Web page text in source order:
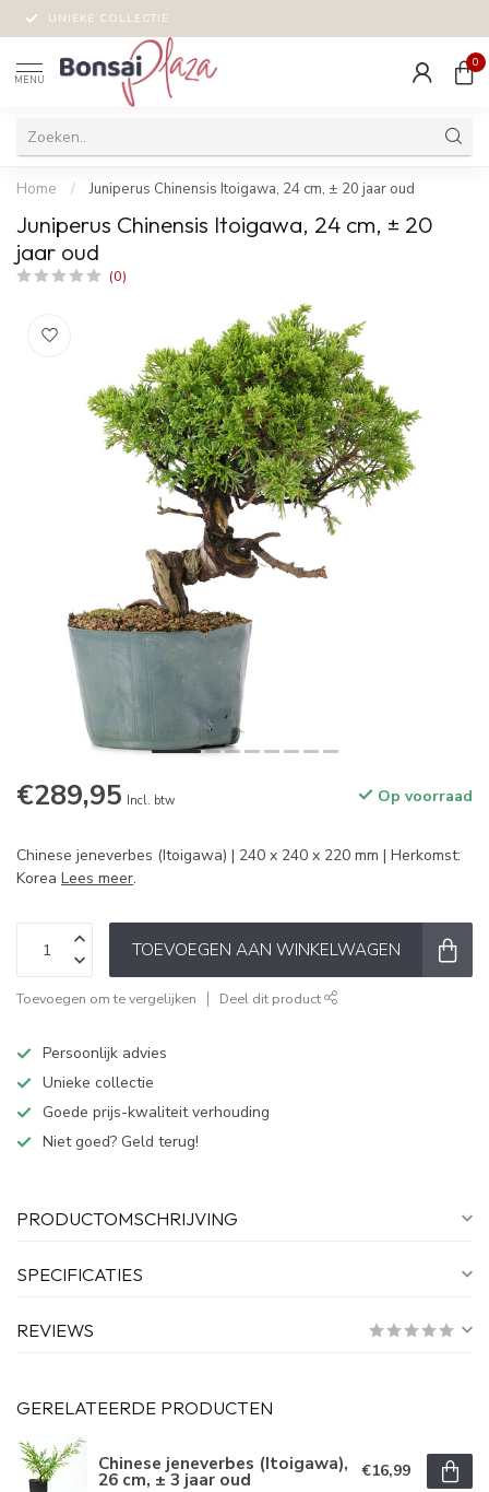
UNIEKE COLLECTIE
MENU
0
Home / Juniperus Chinensis Itoigawa, 24 cm, ± 20 jaar oud
Juniperus Chinensis Itoigawa, 24 cm, ± 20
jaar oud
(0)
€289,95 Incl. btw Op voorraad
Chinese jeneverbes (Itoigawa) | 240 x 240 x 220 mm | Herkomst:
Korea Lees meer.
TOEVOEGEN AAN WINKELWAGEN
Toevoegen om te vergelijken Deel dit product
Persoonlijk advies
Unieke collectie
Goede prijs-kwaliteit verhouding
Niet goed? Geld terug!
PRODUCTOMSCHRIJVING
SPECIFICATIES
REVIEWS
GERELATEERDE PRODUCTEN
Chinese jeneverbes (Itoigawa),
26 cm, ± 3 jaar oud €16,99